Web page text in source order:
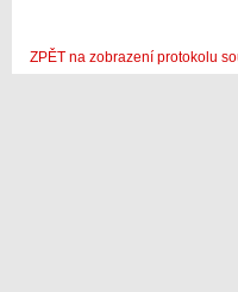
ZPĚT na zobrazení protokolu